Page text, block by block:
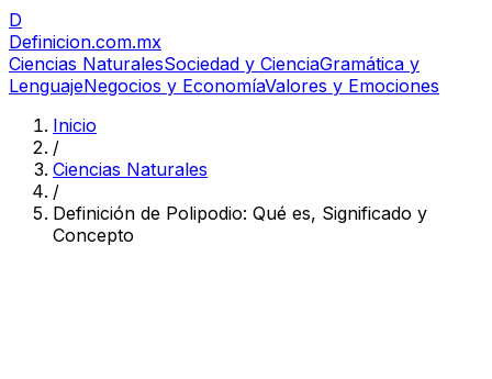
D
Definicion.com.mx
Ciencias NaturalesSociedad y CienciaGramática y
LenguajeNegocios y EconomíaValores y Emociones
Inicio
/
Ciencias Naturales
/
Definición de Polipodio: Qué es, Significado y
Concepto